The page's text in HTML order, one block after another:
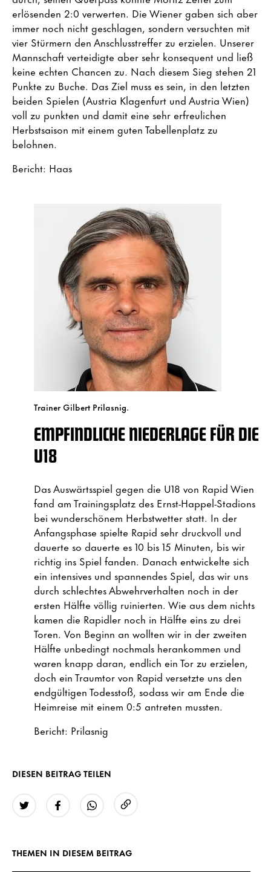
erlösenden 2:0 verwerten. Die Wiener gaben sich aber
immer noch nicht geschlagen, sondern versuchten mit
vier Stürmern den Anschlusstreffer zu erzielen. Unserer
Mannschaft verteidigte aber sehr konsequent und ließ
keine echten Chancen zu. Nach diesem Sieg stehen 21
Punkte zu Buche. Das Ziel muss es sein, in den letzten
beiden Spielen (Austria Klagenfurt und Austria Wien)
voll zu punkten und damit eine sehr erfreulichen
Herbstsaison mit einem guten Tabellenplatz zu
belohnen.
Bericht: Haas
Trainer Gilbert Prilasnig.
EMPFINDLICHE NIEDERLAGE FÜR DIE
U18
Das Auswärtsspiel gegen die U18 von Rapid Wien
fand am Trainingsplatz des Ernst-Happel-Stadions
bei wunderschönem Herbstwetter statt. In der
Anfangsphase spielte Rapid sehr druckvoll und
dauerte so dauerte es 10 bis 15 Minuten, bis wir
richtig ins Spiel fanden. Danach entwickelte sich
ein intensives und spannendes Spiel, das wir uns
durch schlechtes Abwehrverhalten noch in der
ersten Hälfte völlig ruinierten. Wie aus dem nichts
kamen die Rapidler noch in Hälfte eins zu drei
Toren. Von Beginn an wollten wir in der zweiten
Hälfte unbedingt nochmals herankommen und
waren knapp daran, endlich ein Tor zu erzielen,
doch ein Traumtor von Rapid versetzte uns den
endgültigen Todesstoß, sodass wir am Ende die
Heimreise mit einem 0:5 antreten mussten.
Bericht: Prilasnig
DIESEN BEITRAG TEILEN
THEMEN IN DIESEM BEITRAG